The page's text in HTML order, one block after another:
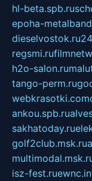
hl-beta.spb.ru
epoha-
dieselvostok.ru
regsmi.ru
h2o-salon.ru
tango-perm.ru
webkrasotki.com
ankou.spb.ru
sakhatoday.ru
golf2club.msk.ru
isz-fest.ru